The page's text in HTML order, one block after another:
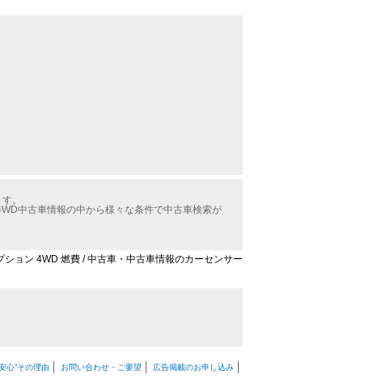
。
中古車情報の中から様々な条件で中古車検索が
ション 4WD 燃費 / 中古車・中古車情報のカーセンサー
心”その理由 お問い合わせ・ご要望 広告掲載のお申し込み